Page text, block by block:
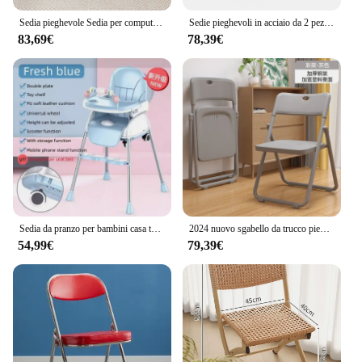
|Wholesale|
**Optimized Comfort and Convenience**
The foldable chair for oldage is designed with the
user's comfort and ease of use in mind. Its
ergonomic contours provide ample support, making
it an excellent choice for those who value both style
and functionality. The sleek finish not only adds to
the chair's aesthetic appeal but also ensures easy
cleaning, making it a practical addition to any home
or outdoor setting. The lightweight and compact
design allow for easy transportation and storage,
making it a versatile piece of furniture that can be
moved from room to room or taken on the go.
**Versatile and Adaptable**
Whether you're looking to add a touch of elegance
to your dining room or seeking a convenient seating
option for outdoor gatherings, this foldable chair
for oldage is the perfect choice. Its adaptable nature
makes it suitable for various scenarios, from casual
meals at home to outdoor picnics. The sturdy steel
Sedia pieghevole Sedia per computer di casa Sedia con schienale per il tempo libero Sedia da ufficio Sedia da studente comoda sedentaria
83,69€
Sedie pieghevoli in acciaio da 2 pezzi Sedile per sala da pranzo con schienale imbottito vintage per ufficio domestico Ristorante Sedia per eventi interni Risparmia spazio HWC
78,39€
Sedia da pranzo per bambini casa tavolo da pranzo regolabile multifunzionale per bambini sedia pieghevole multifunzionale sgabello portatile BB
54,99€
2024 nuovo sgabello da trucco pieghevole sedia per camera da letto delle ragazze toletta schienale per la casa sedia rosa soggiorno Sillas Nordicas
79,39€